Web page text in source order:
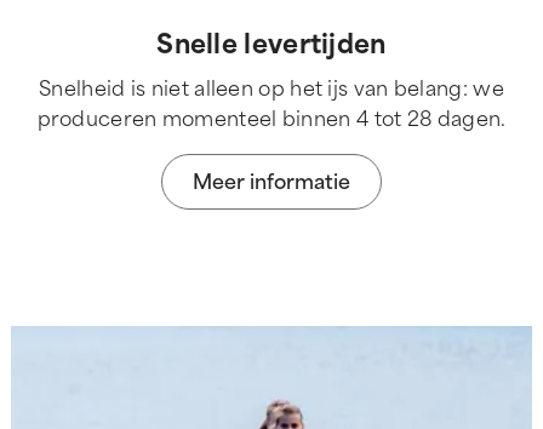
Snelle levertijden
Snelheid is niet alleen op het ijs van belang: we
produceren momenteel binnen 4 tot 28 dagen.
Meer informatie